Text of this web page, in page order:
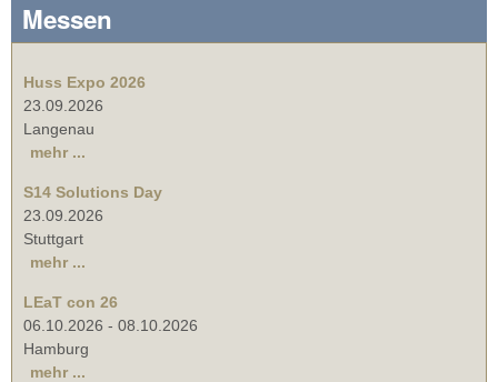
Messen
Huss Expo 2026
23.09.2026
Langenau
mehr ...
S14 Solutions Day
23.09.2026
Stuttgart
mehr ...
LEaT con 26
06.10.2026 - 08.10.2026
Hamburg
mehr ...